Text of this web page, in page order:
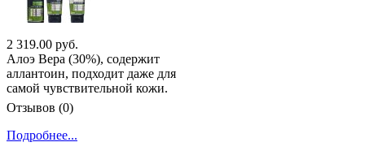
2 319.00 руб.
Алоэ Вера (30%), содержит
аллантоин, подходит даже для
самой чувствительной кожи.
Отзывов (0)
Подробнее...